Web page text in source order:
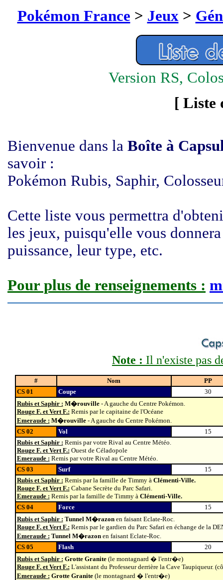
Pokémon France > Jeux>
Version RS,
[ Liste
Bienvenue dans la Boîte à
savoir :
Pokémon Rubis, Saphir,
Cette liste vous permettra
les jeux, puisqu'elle vous
puissance, leur type, etc.
Pour plus de renseignements :
Note : Il n'existe pas
# Nom
PP
CS 01
Coupe
30
Rubis et Saphir : M�rouville- A gauche du Centre Pokémon.
Rouge F. et Vert F.: Remis par le capitaine de l'Océane
Emeraude : M�rouville- A gauche du Centre Pokémon.
CS 02
Vol
15
Rubis et Saphir : Remis par votre Rival au Centre Météo.
Rouge F. et Vert F.: Ouest de Céladopole
Emeraude : Remis par votre Rival au Centre Météo.
CS 03
Surf
15
Rubis et Saphir : Remis par la famille de Timmy à Clémenti-Ville.
Rouge F. et Vert F.: Cabane Secrète du Parc Safari.
Emeraude : Remis par la famille de Timmy à Clémenti-Ville.
CS 04
Force
15
Rubis et Saphir : Tunnel M�razonen faisant Eclate-Roc.
Rouge F. et Vert F.: Remis par le gardien du Parc Safari en échange de la
Emeraude : Tunnel M�razonen faisant Eclate-Roc.
CS 05
Flash
20
Rubis et Saphir : Grotte Granite(le montagnard � l'entr�e)
Rouge F. et Vert F.: L'assistant du Professeur derrière la Cave Taupiqueur.
Emeraude : Grotte Granite(le montagnard � l'entr�e)